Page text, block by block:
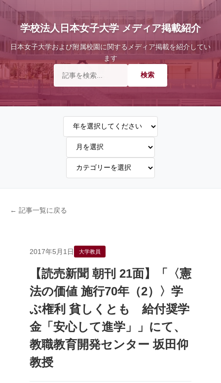
学校法人日本女子大学 メディア掲載紹介
日本女子大学および附属校園に関するメディア掲載を紹介してい
ます
← 記事一覧に戻る
2017年5月1日 大学教員
【読売新聞 朝刊 21面】「〈憲
法の価値 施行70年（2）〉学
ぶ権利 貧しくとも 給付奨学
金「安心して進学」」にて、
教職教育開発センター 坂田仰
教授